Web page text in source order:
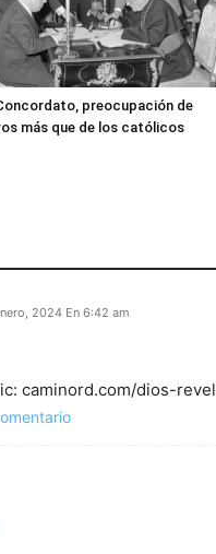
preocupación de
más que de los católicos
2024 En 6:42 am
caminord.com/dios-